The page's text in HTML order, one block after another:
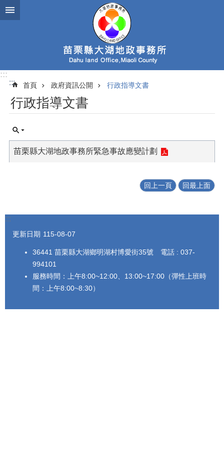
跳到主要內容區塊
:::
:::
首頁 政府資訊公開 行政指導文書
行政指導文書
苗栗縣大湖地政事務所緊急事故應變計劃
回上一頁 回最上面
:::
更新日期 115-08-07
36441 苗栗縣大湖鄉明湖村博愛街35號 電話 : 037-
994101
服務時間：上午8:00~12:00、13:00~17:00（彈性上班時
間：上午8:00~8:30）